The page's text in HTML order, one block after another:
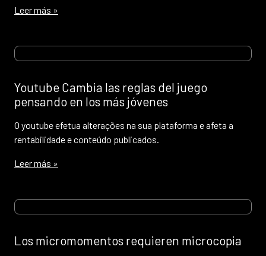
Leer más »
Youtube Cambia las reglas del juego
pensando en los más jóvenes
O youtube efetua alterações na sua plataforma e afeta a
rentabilidade e conteúdo publicados.
Leer más »
Los micromomentos requieren microcopia